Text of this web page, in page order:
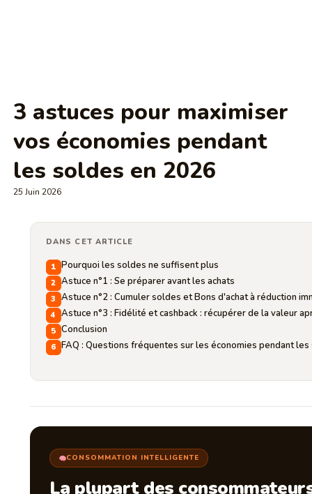
3 astuces pour maximiser
vos économies pendant
les soldes en 2026
25 Juin 2026
DANS CET ARTICLE
Pourquoi les soldes ne suffisent plus
Astuce n°1 : Se préparer avant les achats
Astuce n°2 : Cumuler soldes et Bons d'achat à réduction
Astuce n°3 : Fidélité et cashback : récupérer de la valeur
Conclusion
FAQ : Questions fréquentes sur les économies pendant
CONSOMMATION INTELLIGENTE
La plupart des